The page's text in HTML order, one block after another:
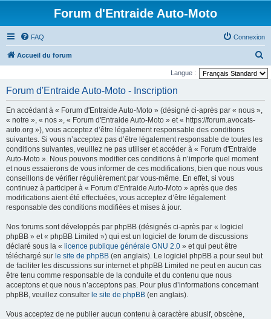
Forum d'Entraide Auto-Moto
FAQ Connexion
Accueil du forum
e
Langue :
Forum d'Entraide Auto-Moto - Inscription
En accédant à « Forum d'Entraide Auto-Moto » (désigné ci-après par « nous »,
« notre », « nos », « Forum d'Entraide Auto-Moto » et « https://forum.avocats-
auto.org »), vous acceptez d’être légalement responsable des conditions
suivantes. Si vous n’acceptez pas d’être légalement responsable de toutes les
conditions suivantes, veuillez ne pas utiliser et accéder à « Forum d'Entraide
Auto-Moto ». Nous pouvons modifier ces conditions à n’importe quel moment
et nous essaierons de vous informer de ces modifications, bien que nous vous
conseillons de vérifier régulièrement par vous-même. En effet, si vous
continuez à participer à « Forum d'Entraide Auto-Moto » après que des
modifications aient été effectuées, vous acceptez d’être légalement
responsable des conditions modifiées et mises à jour.
Nos forums sont développés par phpBB (désignés ci-après par « logiciel
phpBB » et « phpBB Limited ») qui est un logiciel de forum de discussions
déclaré sous la « licence publique générale GNU 2.0 » et qui peut être
téléchargé sur le site de phpBB (en anglais). Le logiciel phpBB a pour seul but
de faciliter les discussions sur internet et phpBB Limited ne peut en aucun cas
être tenu comme responsable de la conduite et du contenu que nous
acceptons et que nous n’acceptons pas. Pour plus d’informations concernant
phpBB, veuillez consulter le site de phpBB (en anglais).
Vous acceptez de ne publier aucun contenu à caractère abusif, obscène,